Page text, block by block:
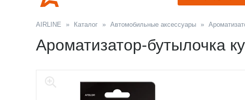
AIRLINE » Каталог » Автомобильные аксессуары »
Ароматизатор-бутылочка